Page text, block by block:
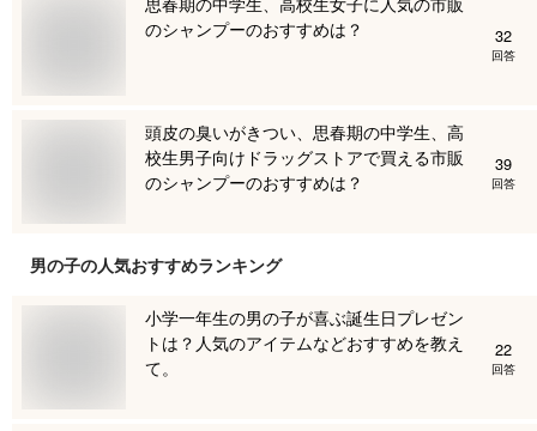
のシャンプーのおすすめは？
32
回答
頭皮の臭いがきつい、思春期の中学生、高
校生男子向けドラッグストアで買える市販
のシャンプーのおすすめは？
39
回答
男の子の人気おすすめランキング
小学一年生の男の子が喜ぶ誕生日プレゼン
トは？人気のアイテムなどおすすめを教え
て。
22
回答